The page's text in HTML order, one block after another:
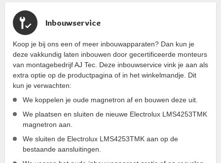
Inbouwservice
Koop je bij ons een of meer inbouwapparaten? Dan kun je
deze vakkundig laten inbouwen door gecertificeerde monteurs
van montagebedrijf AJ Tec. Deze inbouwservice vink je aan als
extra optie op de productpagina of in het winkelmandje. Dit
kun je verwachten:
We koppelen je oude magnetron af en bouwen deze uit.
We plaatsen en sluiten de nieuwe Electrolux LMS4253TMK
magnetron aan.
We sluiten de Electrolux LMS4253TMK aan op de
bestaande aansluitingen.